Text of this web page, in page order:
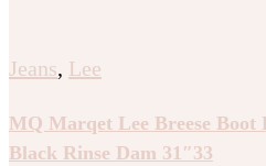
Jeans, Lee
MQ Marqet Lee Breese Boot
Black Rinse Dam 31″33